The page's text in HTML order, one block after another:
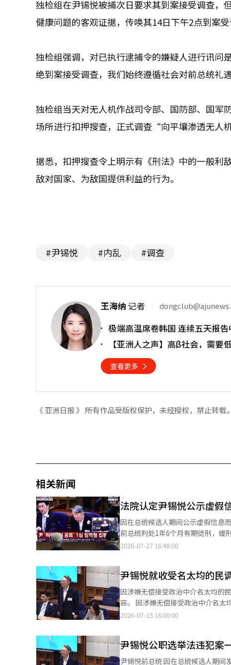
独检组在尹锡悦被捕次日要求其到案接受调查，
健康问题的客观证据，传唤其14日下午2点到案受
独检组强调，对已执行逮捕令的嫌疑人进行讯问
绝到案接受调查，我们始终遵循社会对前总统礼
独检组当天对无人机作战司令部、国防部、国军
场所进行扣押搜查，正式调查“向平壤渗透无人
据悉，扣押搜查令上明示有《刑法》中的一般
敌对国家、为敌国提供利益的行为。
#尹锡悦 #内乱 #调查
王海纳 记者
极端高温席卷韩国 连续五天报
【亚洲人之声】高β社会，需要
查看更多
《 亚洲日报 》 所有作品受版权保护，未经授权，禁止转载。
相关新闻
法院认定尹锡悦公示虚假
因在总统候选人期间公示虚假信息
前总统判处1年6个月有期徒刑，缓刑3年。 法院认定尹锡悦前总统在担任总统候选人期间公示虚假
成立。法庭特别指出，与辩论会不同，通过采访
示：“从一般选民的角度来看，律
排。”并指出：“根据2012年与媒
系，但在选举前对此进行了全面否认。” 接着，法庭指出：“这并非是被告可能的误解或遗忘，而是
经历”，因此充分认定了其虚假性。 此外，法庭还认定尹前总统在2022年1月佛教领袖论坛启动仪式采访中否认
盛培的关系及金女士同席的发言也构成有罪。 法庭驳回了尹前总统方面关于全盛培是普通佛
个人及政治建议，却将其解释为“仅仅
出：“候选人是否可能依赖非正式
2026-07-27 16:48:00
尹锡悦就收受名太均的民
因涉嫌无偿接受政治中介名太均的
容。 因涉嫌无偿接受政治中介名太均的民调结果，前总统尹锡悦在一审中被判处两年监禁，现已提出上诉。 15日，
法律界消息称，尹锡悦于前一天向首尔中
接受名太均提供的58次民调而被起
1396万韩元。 法庭认为，尹锡悦夫妇与名太均之间存在进行和提供民调的默契。即使没有事先约定，尹锡悦也被认
2026-07-15 16:00:00
尹锡悦公职选举法违犯案
尹锡悦前总统 因在总统候选人期间发布虚假信息而被起诉的尹锡悦前总统，其一审判决将于今日作出。如果罚金超过